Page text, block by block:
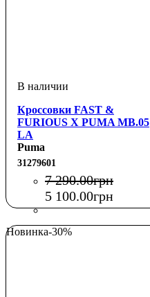
Кроссовки FAST &
FURIOUS X PUMA MB.05
LA
Puma
31279601
7 290.00грн
5 100.00грн
Новинка-30%